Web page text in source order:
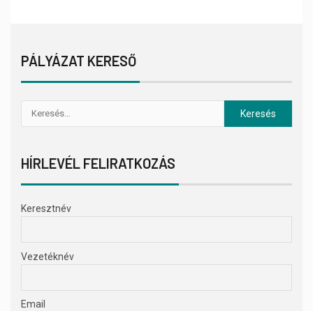
PÁLYÁZAT KERESŐ
HÍRLEVÉL FELIRATKOZÁS
Keresztnév
Vezetéknév
Email